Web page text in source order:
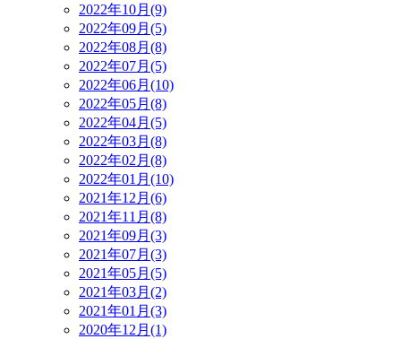
2022年10月(9)
2022年09月(5)
2022年08月(8)
2022年07月(5)
2022年06月(10)
2022年05月(8)
2022年04月(5)
2022年03月(8)
2022年02月(8)
2022年01月(10)
2021年12月(6)
2021年11月(8)
2021年09月(3)
2021年07月(3)
2021年05月(5)
2021年03月(2)
2021年01月(3)
2020年12月(1)